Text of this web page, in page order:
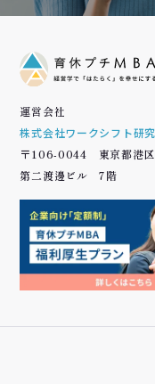
運営会社
株式会社ワークシフト研
〒106-0044 東京都港区
第二渡邊ビル 7階